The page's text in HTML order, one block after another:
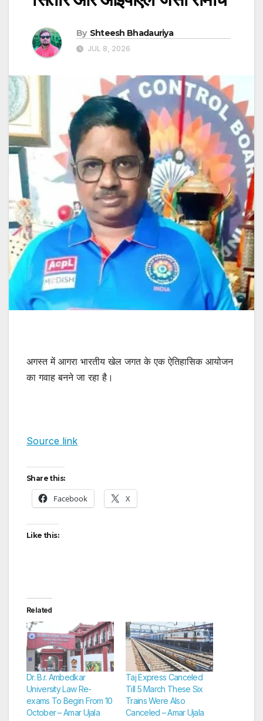
By Shteesh Bhadauriya
JUL 8, 2026
अगस्त में आगरा भारतीय खेल जगत के एक ऐतिहासिक आयोजन
का गवाह बनने जा रहा है।
Source link
Share this:
Facebook X
Like this:
Related
Dr. B.r. Ambedkar
University Law Re-
exams To Begin From 10
October – Amar Ujala
Taj Express Canceled
Till 5 March These Six
Trains Were Also
Canceled – Amar Ujala